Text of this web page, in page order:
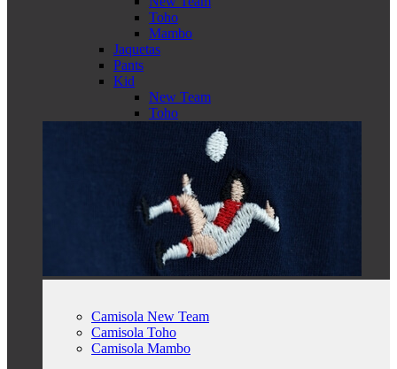
Toho
Mambo
Jaquetas
Pants
Kid
New Team
Toho
Camisola New Team
Camisola Toho
Camisola Mambo